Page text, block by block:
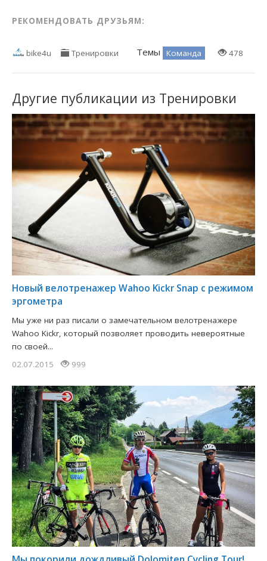
РЕКОМЕНДОВАТЬ ДРУЗЬЯМ:
bike4u Тренировки Темы Команда 478
Другие публикации из Тренировки
Новый велотренажер Wahoo Kickr Snap с режимом
эргометра
Мы уже ни раз писали о замечательном велотренажере
Wahoo Kickr, который позволяет проводить невероятные
по своей...
02.07.2015
999